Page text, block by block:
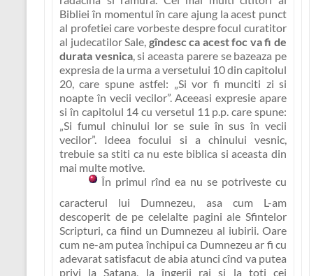
Bibliei în momentul în care ajung la acest punct
al profetiei care vorbeste despre focul curatitor
al judecatilor Sale, gîndesc ca acest foc va fi de
durata vesnica, si aceasta parere se bazeaza pe
expresia de la urma a versetului 10 din capitolul
20, care spune astfel: „Si vor fi munciti zi si
noapte în vecii vecilor”. Aceeasi expresie apare
si în capitolul 14 cu versetul 11 p.p. care spune:
„Si fumul chinului lor se suie în sus în vecii
vecilor”. Ideea focului si a chinului vesnic,
trebuie sa stiti ca nu este biblica si aceasta din
mai multe motive.
În primul rînd ea nu se potriveste cu
caracterul lui Dumnezeu, asa cum L-am
descoperit de pe celelalte pagini ale Sfintelor
Scripturi, ca fiind un Dumnezeu al iubirii. Oare
cum ne-am putea închipui ca Dumnezeu ar fi cu
adevarat satisfacut de abia atunci cînd va putea
privi la Satana, la îngerii rai si la toti cei